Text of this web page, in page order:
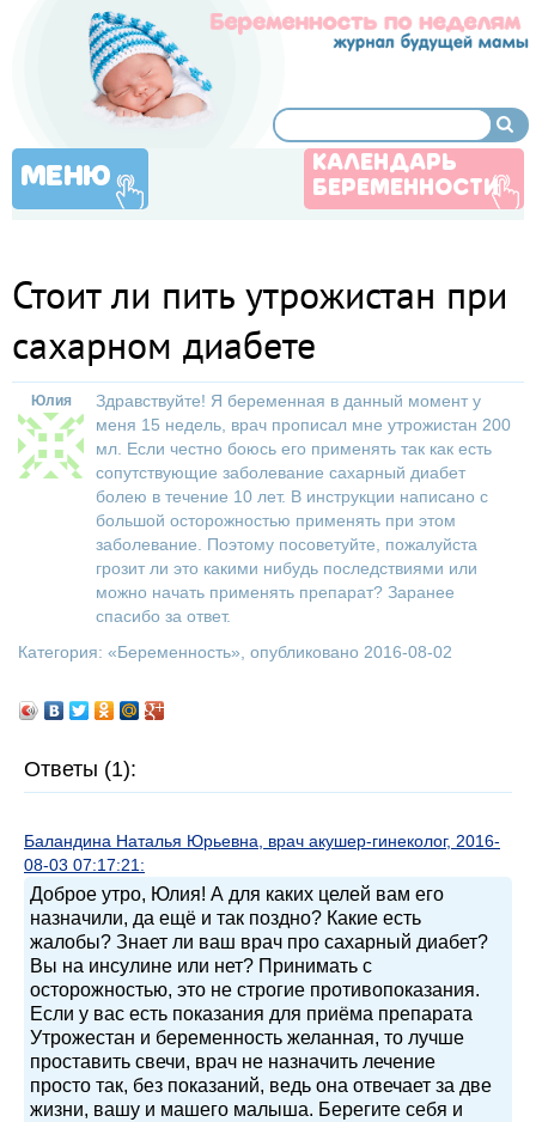
МЕНЮ
КАЛЕНДАРЬ
БЕРЕМЕННОСТИ
Стоит ли пить утрожистан при
сахарном диабете
Юлия
Здравствуйте! Я беременная в данный момент у
меня 15 недель, врач прописал мне утрожистан 200
мл. Если честно боюсь его применять так как есть
сопутствующие заболевание сахарный диабет
болею в течение 10 лет. В инструкции написано с
большой осторожностью применять при этом
заболевание. Поэтому посоветуйте, пожалуйста
грозит ли это какими нибудь последствиями или
можно начать применять препарат? Заранее
спасибо за ответ.
Категория: «Беременность», опубликовано 2016-08-02
Ответы (1):
Баландина Наталья Юрьевна, врач акушер-гинеколог, 2016-
08-03 07:17:21:
Доброе утро, Юлия! А для каких целей вам его
назначили, да ещё и так поздно? Какие есть
жалобы? Знает ли ваш врач про сахарный диабет?
Вы на инсулине или нет? Принимать с
осторожностью, это не строгие противопоказания.
Если у вас есть показания для приёма препарата
Утрожестан и беременность желанная, то лучше
проставить свечи, врач не назначить лечение
просто так, без показаний, ведь она отвечает за две
жизни, вашу и машего малыша. Берегите себя и